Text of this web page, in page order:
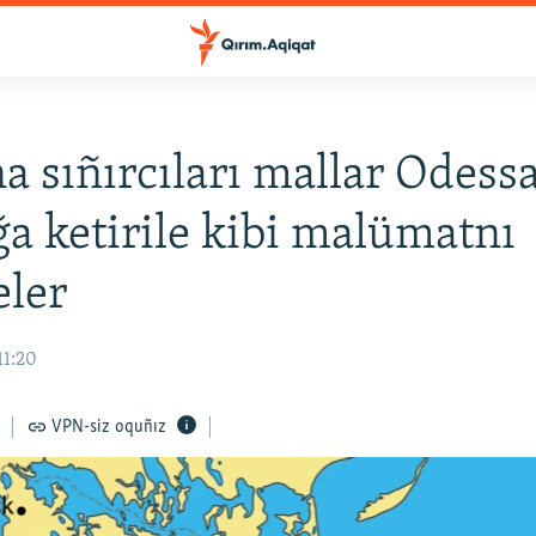
sıñırcıları mallar
ketirile kibi malümatnı
VPN-siz oquñız